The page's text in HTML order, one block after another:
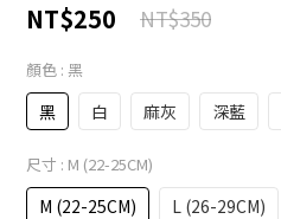
NT$250 NT$350
顏色 : 黑
黑 白 麻灰 深藍
尺寸 : M (22-25CM)
M (22-25CM) L (26-29CM)